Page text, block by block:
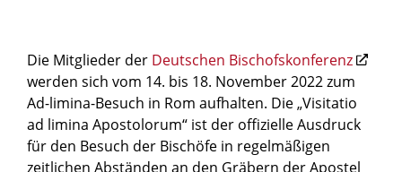
Die Mitglieder der Deutschen Bischofskonferenz
werden sich vom 14. bis 18. November 2022 zum
Ad-limina-Besuch in Rom aufhalten. Die „Visitatio
ad limina Apostolorum“ ist der offizielle Ausdruck
für den Besuch der Bischöfe in regelmäßigen
zeitlichen Abständen an den Gräbern der Apostel